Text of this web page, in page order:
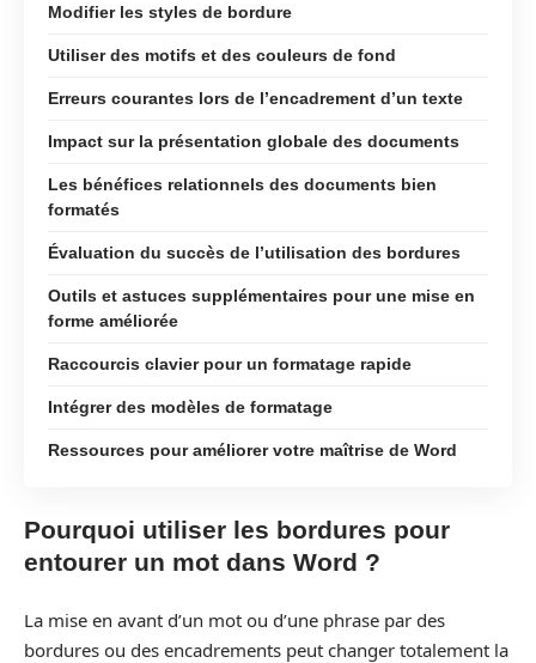
Modifier les styles de bordure
Utiliser des motifs et des couleurs de fond
Erreurs courantes lors de l’encadrement d’un texte
Impact sur la présentation globale des documents
Les bénéfices relationnels des documents bien
formatés
Évaluation du succès de l’utilisation des bordures
Outils et astuces supplémentaires pour une mise en
forme améliorée
Raccourcis clavier pour un formatage rapide
Intégrer des modèles de formatage
Ressources pour améliorer votre maîtrise de Word
Pourquoi utiliser les bordures pour
entourer un mot dans Word ?
La mise en avant d’un mot ou d’une phrase par des
bordures ou des encadrements peut changer totalement la